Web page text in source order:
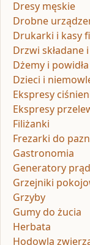
Dresy męskie
Drobne
Drukarki i kasy
Drzwi składane
Dżemy i powidła
Dzieci i
Ekspresy
Ekspresy
Filiżanki
Frezarki do
Gastronomia
Generatory
Grzejniki
Grzyby
Gumy do żucia
Herbata
Hodowla